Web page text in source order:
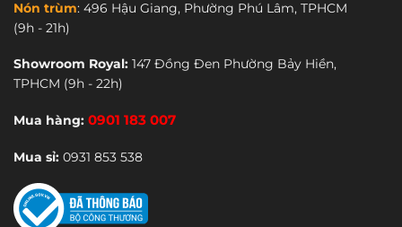
Các
tùy
chọn
trang
sản
thể.
tùy
Nón trùm: 496 Hậu Giang, Phường Phú Lâm, TPHCM
(9h - 21h)
Showroom Royal: 147 Đồng Đen Phường Bảy Hiền,
TPHCM (9h - 22h)
Mua hàng: 0901 183 007
Mua sỉ: 0931 853 538